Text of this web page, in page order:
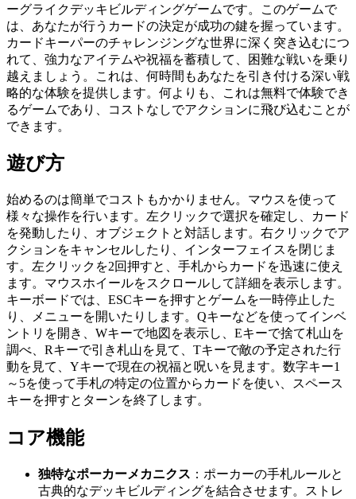
ーグライクデッキビルディングゲームです。このゲームで
は、あなたが行うカードの決定が成功の鍵を握っています。
カードキーパーのチャレンジングな世界に深く突き込むにつ
れて、強力なアイテムや祝福を蓄積して、困難な戦いを乗り
越えましょう。これは、何時間もあなたを引き付ける深い戦
略的な体験を提供します。何よりも、これは無料で体験でき
るゲームであり、コストなしでアクションに飛び込むことが
できます。
遊び方
始めるのは簡単でコストもかかりません。マウスを使って
様々な操作を行います。左クリックで選択を確定し、カード
を発動したり、オブジェクトと対話します。右クリックでア
クションをキャンセルしたり、インターフェイスを閉じま
す。左クリックを2回押すと、手札からカードを迅速に使え
ます。マウスホイールをスクロールして詳細を表示します。
キーボードでは、ESCキーを押すとゲームを一時停止した
り、メニューを開いたりします。Qキーなどを使ってインベ
ントリを開き、Wキーで地図を表示し、Eキーで捨て札山を
調べ、Rキーで引き札山を見て、Tキーで敵の予定された行
動を見て、Yキーで現在の祝福と呪いを見ます。数字キー1
～5を使って手札の特定の位置からカードを使い、スペース
キーを押すとターンを終了します。
コア機能
独特なポーカーメカニクス ：ポーカーの手札ルールと
古典的なデッキビルディングを結合させます。ストレ